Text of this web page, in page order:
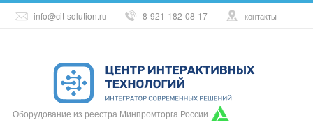
info@cit-solution.ru 8-921-182-08-17 контакты
Оборудование из реестра Минпромторга России